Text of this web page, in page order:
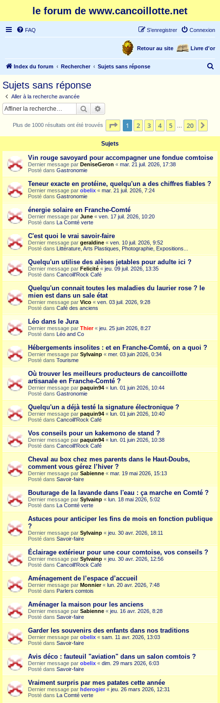
le forum de www.cancoillotte.net
FAQ Connexion
S’enregistrer
Livre d'or
Retour au site
Index du forum Rechercher Sujets sans réponse
c
Sujets sans réponse
Aller à la recherche avancée
Rechercher
Plus de 1000 résultats ont été trouvés Page 1sur20
1 2 3 4 5 20
Sujets
Vin rouge savoyard pour accompagner une fondue comtoise
Dernier message par DeniseGeron « mar. 21 juil. 2026, 17:38
Posté dans Gastronomie
Teneur exacte en protéine, quelqu'un a des chiffres fiables ?
Dernier message par obelix « mar. 21 juil. 2026, 7:24
Posté dans Gastronomie
énergie solaire en Franche-Comté
Dernier message par June « ven. 17 juil. 2026, 10:20
Posté dans La Comté verte
C'est quoi le vrai savoir-faire
Dernier message par geraldine « ven. 10 juil. 2026, 9:52
Posté dans Littérature, Arts Plastiques, Photographie, Expositions...
Quelqu'un utilise des alèses jetables pour adulte ici ?
Dernier message par Felicité « jeu. 09 juil. 2026, 13:35
Posté dans Cancoill'Rock Café
Quelqu'un connait toutes les maladies du laurier rose ? le
mien est dans un sale état
Dernier message par Vico « ven. 03 juil. 2026, 9:28
Posté dans Café des anciens
Léo dans le Jura
Dernier message par Thier« jeu. 25 juin 2026, 8:27
Posté dans Léo and Co
Hébergements insolites : et en Franche-Comté, on a quoi ?
Dernier message par Sylvainp « mer. 03 juin 2026, 0:34
Posté dans Tourisme
Où trouver les meilleurs producteurs de cancoillotte
artisanale en Franche-Comté ?
Dernier message par paquin94 « lun. 01 juin 2026, 10:44
Posté dans Gastronomie
Quelqu'un a déjà testé la signature électronique ?
Dernier message par paquin94 « lun. 01 juin 2026, 10:40
Posté dans Cancoill'Rock Café
Vos conseils pour un kakemono de stand ?
Dernier message par paquin94 « lun. 01 juin 2026, 10:38
Posté dans Cancoill'Rock Café
Cheval au box chez mes parents dans le Haut-Doubs,
comment vous gérez l’hiver ?
Dernier message par Sabienne « mar. 19 mai 2026, 15:13
Posté dans Savoir-faire
Bouturage de la lavande dans l'eau : ça marche en Comté ?
Dernier message par Sylvainp « lun. 18 mai 2026, 5:02
Posté dans La Comté verte
Astuces pour anticiper les fins de mois en fonction publique
?
Dernier message par Sylvainp « jeu. 30 avr. 2026, 18:11
Posté dans Savoir-faire
Éclairage extérieur pour une cour comtoise, vos conseils ?
Dernier message par Sylvainp « jeu. 30 avr. 2026, 12:56
Posté dans Cancoill'Rock Café
Aménagement de l’espace d’accueil
Dernier message par Monnier« lun. 20 avr. 2026, 7:48
Posté dans Parlers comtois
Aménager la maison pour les anciens
Dernier message par Sabienne « jeu. 16 avr. 2026, 8:28
Posté dans Savoir-faire
Garder les souvenirs des enfants dans nos traditions
Dernier message par obelix « sam. 11 avr. 2026, 13:03
Posté dans Savoir-faire
Avis déco : fauteuil "aviation" dans un salon comtois ?
Dernier message par obelix « dim. 29 mars 2026, 6:03
Posté dans Savoir-faire
Vraiment surpris par mes patates cette année
Dernier message par hderogier « jeu. 26 mars 2026, 12:31
Posté dans La Comté verte